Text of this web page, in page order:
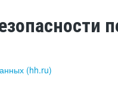
(hh.ru)